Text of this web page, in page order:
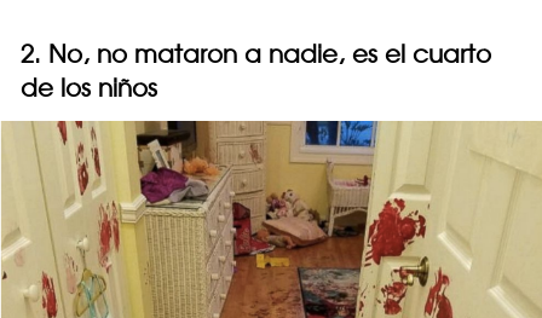
2. No, no mataron a nadie, es el cuarto
de los niños